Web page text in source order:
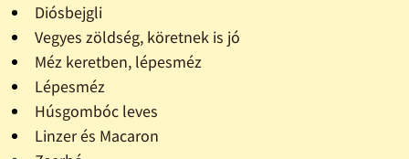
Diósbejgli
Vegyes zöldség, köretnek is jó
Méz keretben, lépesméz
Lépesméz
Húsgombóc leves
Linzer és Macaron